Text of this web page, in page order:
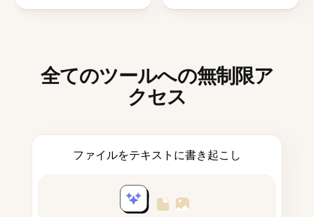
全てのツールへの無制限ア
クセス
ファイルをテキストに書き起こし